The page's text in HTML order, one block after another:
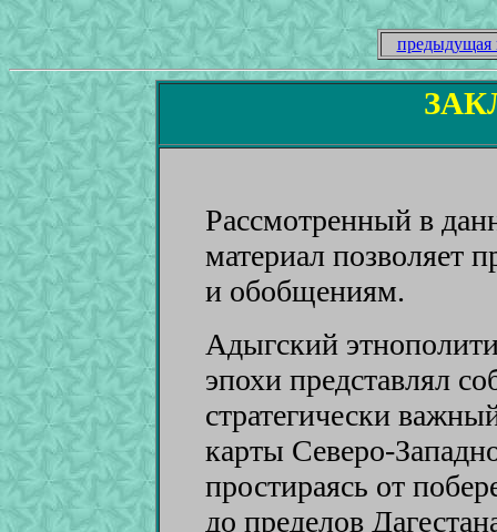
предыдущая
Рассмотренный в
материал позволяет
и обобщениям.
Адыгский
эпохи представлял
стратегически
карты Северо-
простираясь от
до пределов